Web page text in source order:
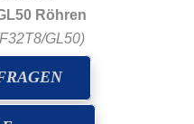
Röhren
GL50)